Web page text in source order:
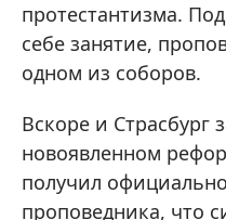
протестантизма.
себе занятие,
одном из соборов.
Вскоре и Страсбург
новоявленном
получил
проповедника, что